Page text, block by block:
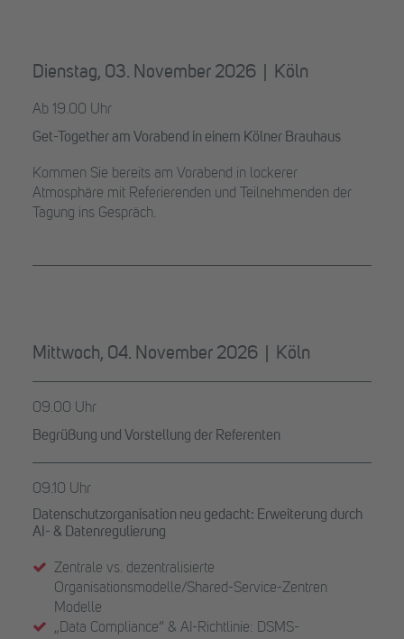
Dienstag, 03. November 2026 | Köln
Ab 19.00 Uhr
Get-Together am Vorabend in einem Kölner Brauhaus
Kommen Sie bereits am Vorabend in lockerer
Atmosphäre mit Referierenden und Teilnehmenden der
Tagung ins Gespräch.
Mittwoch, 04. November 2026 | Köln
09.00 Uhr
Begrüßung und Vorstellung der Referenten
09.10 Uhr
Datenschutzorganisation neu gedacht: Erweiterung durch
AI- & Datenregulierung
Zentrale vs. dezentralisierte
Organisationsmodelle/Shared-Service-Zentren
Modelle
„Data Compliance“ & AI-Richtlinie: DSMS-